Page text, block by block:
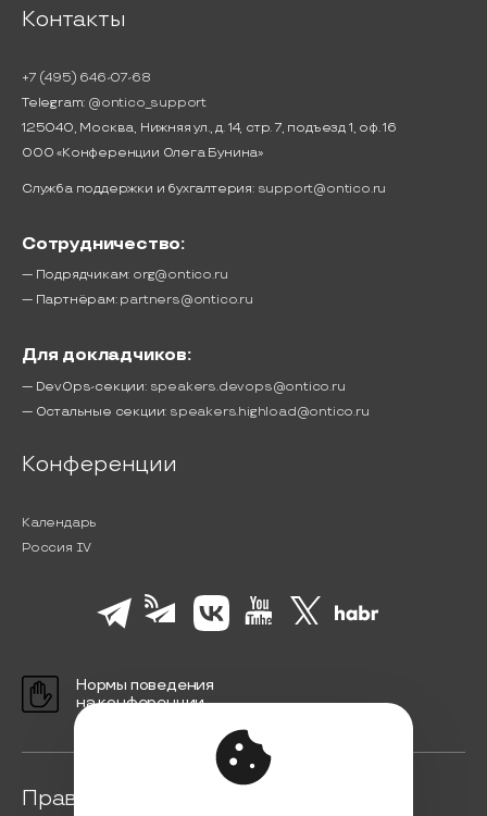
Контакты
+7 (495) 646-07-68
Telegram: @ontico_support
125040, Москва, Нижняя ул., д. 14, стр. 7, подъезд 1, оф. 16
ООО «Конференции Олега Бунина»
Служба поддержки и бухгалтерия: support@ontico.ru
Сотрудничество:
— Подрядчикам: org@ontico.ru
— Партнёрам: partners@ontico.ru
Для докладчиков:
— DevOps-секции: speakers.devops@ontico.ru
— Остальные секции: speakers.highload@ontico.ru
Конференции
Календарь
Россия IV
Нормы поведения
на конференции
Правовая информация